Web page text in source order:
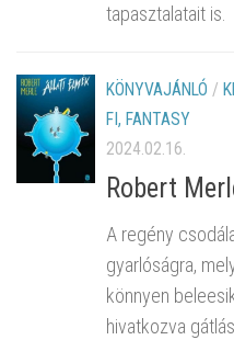
tapasztalatait is.
KÖNYVAJÁNLÓ /
FI, FANTASY
2024.02.16.
Robert
A regény
gyarlóságra,
könnyen
hivatkozva